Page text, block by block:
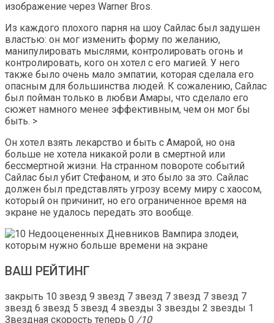
изображение через Warner Bros.
Из каждого плохого парня на шоу Сайлас был задушен
властью: он мог изменить форму по желанию,
манипулировать мыслями, контролировать огонь и
контролировать, кого он хотел с его магией. У него
также было очень мало эмпатии, которая сделала его
опасным для большинства людей. К сожалению, Сайлас
был пойман только в любви Амары, что сделало его
сюжет намного менее эффективным, чем он мог бы
быть. >
Он хотел взять лекарство и быть с Амарой, но она
больше не хотела никакой роли в смертной или
бессмертной жизни. На странном повороте событий
Сайлас был убит Стефаном, и это было за это. Сайлас
должен был представлять угрозу всему миру с хаосом,
который он причинит, но его ограниченное время на
экране не удалось передать это вообще.
ВАШ РЕЙТИНГ
закрыть 10 звезд 9 звезд 7 звезд 7 звезд 7 звезд 7
звезд 6 звезд 5 звезд 4 звезды 3 звезды 2 звезды 1
Звездная скорость теперь 0 /10